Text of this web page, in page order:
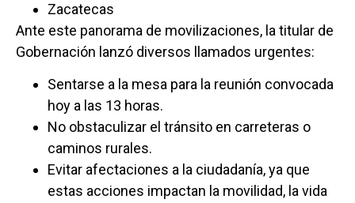
Zacatecas
Ante este panorama de movilizaciones, la titular de
Gobernación lanzó diversos llamados urgentes:
Sentarse a la mesa para la reunión convocada
hoy a las 13 horas.
No obstaculizar el tránsito en carreteras o
caminos rurales.
Evitar afectaciones a la ciudadanía, ya que
estas acciones impactan la movilidad, la vida